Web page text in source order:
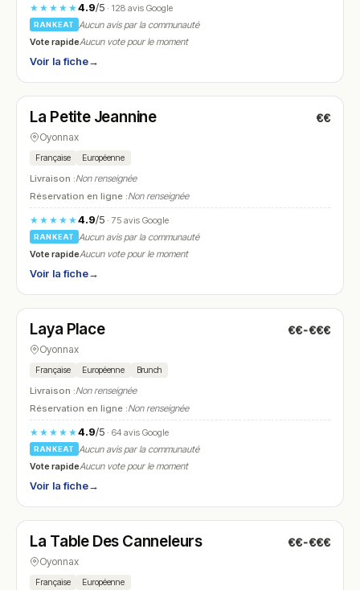
★★★★★4.9/5· 128 avis Google
RANKEAT
Aucun avis par la communauté
Vote rapideAucun vote pour le moment
Voir la fiche→
N° 8
La Petite Jeannine €€
Oyonnax
Française Européenne
Livraison :Non renseignée
Réservation en ligne :Non renseignée
★★★★★4.9/5· 75 avis Google
RANKEAT
Aucun avis par la communauté
Vote rapideAucun vote pour le moment
Voir la fiche→
N° 9
Laya Place €€-€€€
Oyonnax
Française Européenne Brunch
Livraison :Non renseignée
Réservation en ligne :Non renseignée
★★★★★4.9/5· 64 avis Google
RANKEAT
Aucun avis par la communauté
Vote rapideAucun vote pour le moment
Voir la fiche→
N° 10
La Table Des Canneleurs €€-€€€
Oyonnax
Française Européenne